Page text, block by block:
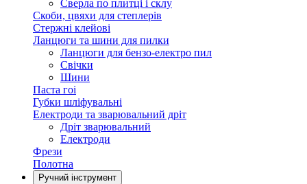
Сверла по плитці і склу
Скоби, цвяхи для степлерів
Стержні клейові
Ланцюги та шини для пилки
Ланцюги для бензо-електро пил
Свічки
Шини
Паста гоі
Губки шліфувальні
Електроди та зварювальний дріт
Дріт зварювальний
Електроди
Фрези
Полотна
Ручний інструмент